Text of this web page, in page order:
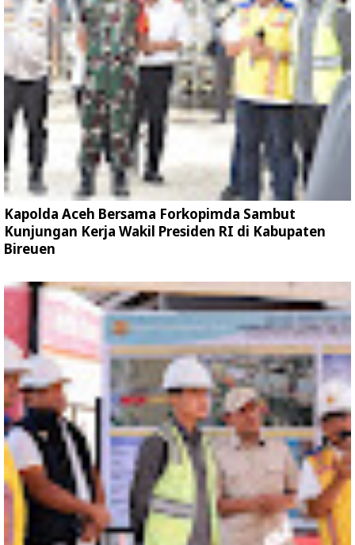
Kapolda Aceh Bersama Forkopimda Sambut
Kunjungan Kerja Wakil Presiden RI di Kabupaten
Bireuen